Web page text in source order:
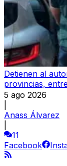
Detienen al
provincias,
5 ago 2026
Anass Álvarez
11
Facebook